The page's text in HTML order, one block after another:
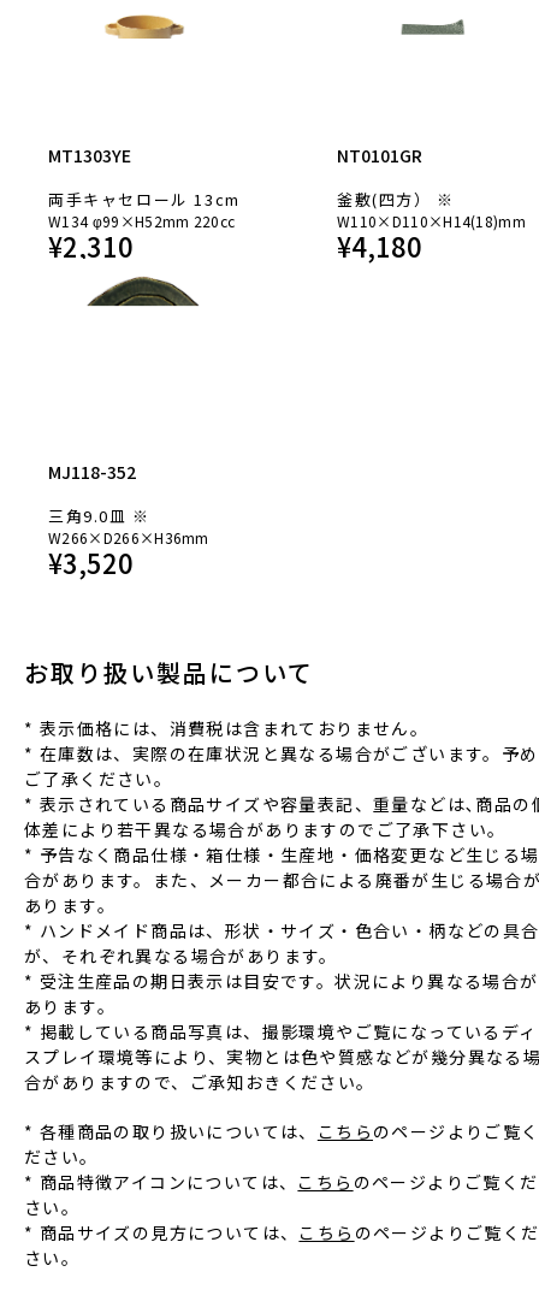
MT1303YE
両手キャセロール 13cm
W134 φ99×H52mm 220cc
¥2,310
NT0101GR
釜敷(四方） ※
W110×D110×H14(18)mm
¥4,180
MJ118-352
三角9.0皿 ※
W266×D266×H36mm
¥3,520
お取り扱い製品について
* 表⽰価格には、消費税は含まれておりません。
* 在庫数は、実際の在庫状況と異なる場合がございます。予め
ご了承ください。
* 表⽰されている商品サイズや容量表記、重量などは､商品の
体差により若⼲異なる場合がありますのでご了承下さい。
* 予告なく商品仕様‧箱仕様‧⽣産地‧価格変更など⽣じる場
合があります。また、メーカー都合による廃番が⽣じる場合
あります。
* ハンドメイド商品は、形状‧サイズ‧⾊合い‧柄などの具合
が、それぞれ異なる場合があります。
* 受注⽣産品の期⽇表⽰は⽬安です。状況により異なる場合が
あります。
* 掲載している商品写真は、撮影環境やご覧になっているディ
スプレイ環境等により、実物とは⾊や質感などが幾分異なる
合がありますので、ご承知おきください。
* 各種商品の取り扱いについては、 こちら のページよりご覧く
ださい。
* 商品特徴アイコンについては、 こちら のページよりご覧くだ
さい。
* 商品サイズの見方については、 こちら のページよりご覧くだ
さい。